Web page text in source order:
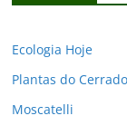
Ecologia Hoje
Plantas do Cerrado
Moscatelli